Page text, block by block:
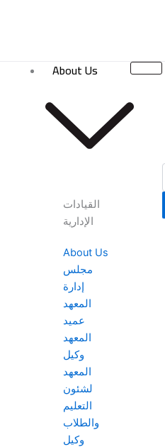
About Us
القيادات
الإدارية
About Us
مجلس
إدارة
المعهد
عميد
المعهد
وكيل
المعهد
لشئون
التعليم
والطلاب
وكيل